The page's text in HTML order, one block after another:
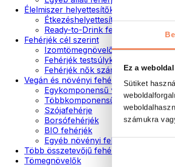
Ez a
Sütiket
számukra
Élelmiszer helyettesítők
Étkezéshelyettesítő porok
Ready-to-Drink fehérjeitalok
Fehérjék cél szerint
Izomtömegnövelők
Fehérjék testsúlykontroll
Fehérjék nők számára
Vegán és növényi fehérjék
Egykomponensű vegán fehérjék
Többkomponensű vegán fehérjék
Szójafehérje
Borsófehérjék
BIO fehérjék
Egyéb növényi fehérjék
Több összetevőjű fehérje
Tömegnövelők